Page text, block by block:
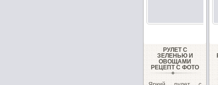
РУЛЕТ С
ЗЕЛЕНЬЮ И
ОВОЩАМИ
РЕЦЕПТ С ФОТО